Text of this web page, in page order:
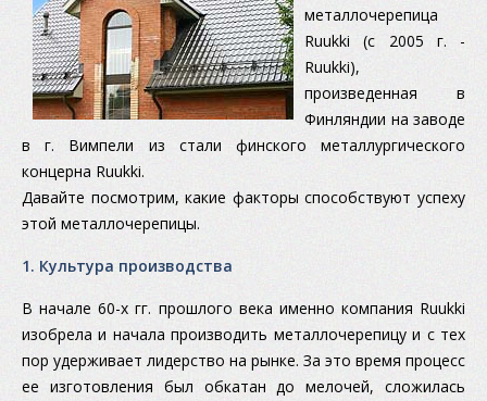
металлочерепица
Ruukki (с 2005 г. -
Ruukki),
произведенная в
Финляндии на заводе
в г. Вимпели из стали финского металлургического
концерна Ruukki.
Давайте посмотрим, какие факторы способствуют успеху
этой металлочерепицы.
1. Культура производства
В начале 60-х гг. прошлого века именно компания Ruukki
изобрела и начала производить металлочерепицу и с тех
пор удерживает лидерство на рынке. За это время процесс
ее изготовления был обкатан до мелочей, сложилась